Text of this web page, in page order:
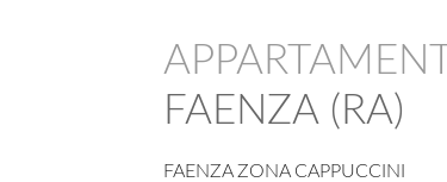
FAENZA (RA)
FAENZA ZONA CAPPUCCINI